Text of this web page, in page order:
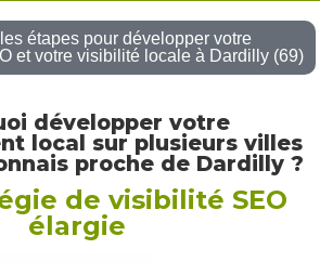
étapes pour développer votre
et votre visibilité locale à Dardilly (69)
développer votre
local sur plusieurs villes
proche de Dardilly ?
de visibilité SEO
élargie